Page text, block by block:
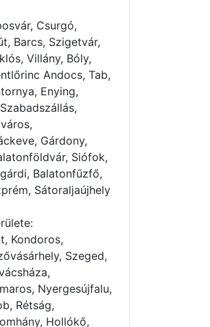
Csurgó,
Barcs, Szigetvár,
Villány, Bóly,
Andocs, Tab,
Enying,
Gárdony,
Siófok,
Balatonfűzfő,
Sátoraljaújhely
Kondoros,
Szeged,
Nyergesújfalu,
Rétság,
Hollókő,